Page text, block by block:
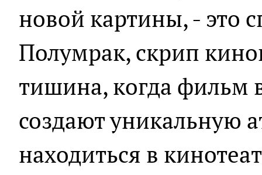
новой картины, - это
Полумрак, скрип
тишина, когда фильм
создают уникальную
находиться в